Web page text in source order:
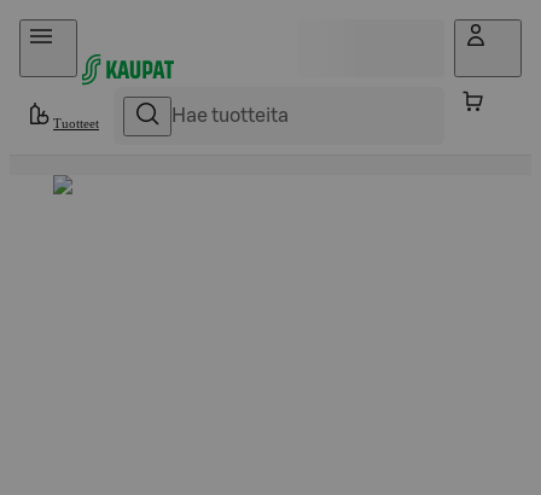
Hyppää sisältöön
Tuotteet